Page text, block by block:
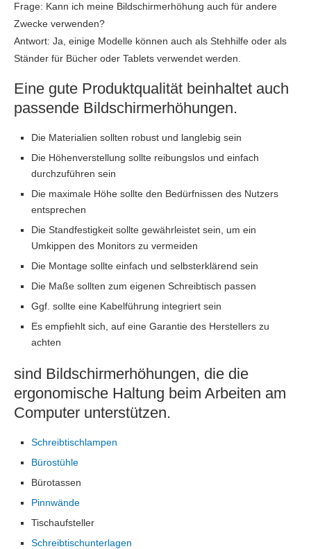
Frage: Kann ich meine Bildschirmerhöhung auch für andere
Zwecke verwenden?
Antwort: Ja, einige Modelle können auch als Stehhilfe oder als
Ständer für Bücher oder Tablets verwendet werden.
Eine gute Produktqualität beinhaltet auch
passende Bildschirmerhöhungen.
Die Materialien sollten robust und langlebig sein
Die Höhenverstellung sollte reibungslos und einfach
durchzuführen sein
Die maximale Höhe sollte den Bedürfnissen des Nutzers
entsprechen
Die Standfestigkeit sollte gewährleistet sein, um ein
Umkippen des Monitors zu vermeiden
Die Montage sollte einfach und selbsterklärend sein
Die Maße sollten zum eigenen Schreibtisch passen
Ggf. sollte eine Kabelführung integriert sein
Es empfiehlt sich, auf eine Garantie des Herstellers zu
achten
sind Bildschirmerhöhungen, die die
ergonomische Haltung beim Arbeiten am
Computer unterstützen.
Schreibtischlampen
Bürostühle
Bürotassen
Pinnwände
Tischaufsteller
Schreibtischunterlagen